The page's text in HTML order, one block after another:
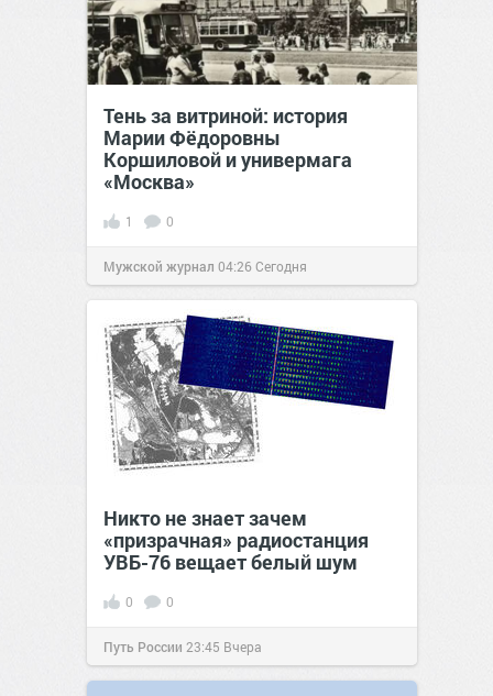
Тень за витриной: история
Марии Фёдоровны
Коршиловой и универмага
«Москва»
1 0
Мужской журнал 04:26Сегодня
Никто не знает зачем
«призрачная» радиостанция
УВБ-76 вещает белый шум
0 0
Путь России 23:45 Вчера